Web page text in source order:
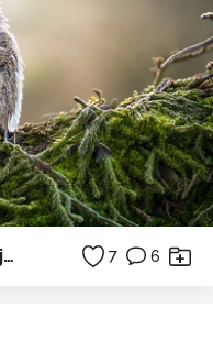
Wachten voor de winkel met je vriendje 7 6